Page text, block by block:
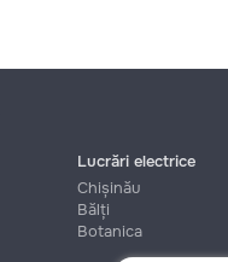
Lucrări electrice
Chișinău
Bălți
Botanica